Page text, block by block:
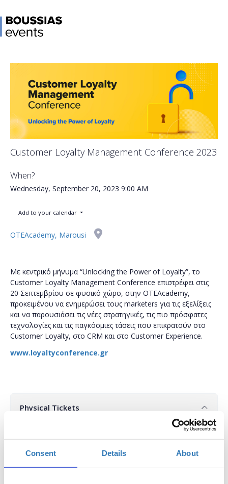
Consent Details About
Customer Loyalty Management Conference 2023
When?
Wednesday, September 20, 2023 9:00 AM
Add to your calendar
OTEAcademy, Marousi
Με κεντρικό μήνυμα “Unlocking the Power of Loyalty”, το
Customer Loyalty Management Conference επιστρέφει στις
20 Σεπτεμβρίου σε φυσικό χώρο, στην OTEAcademy,
προκειμένου να ενημερώσει τους marketers για τις εξελίξεις
και να παρουσιάσει τις νέες στρατηγικές, τις πιο πρόσφατες
τεχνολογίες και τις παγκόσμιες τάσεις που επικρατούν στο
Customer Loyalty, στο CRM και στο Customer Experience.
www.loyaltyconference.gr
Physical Tickets
από το σύστημα